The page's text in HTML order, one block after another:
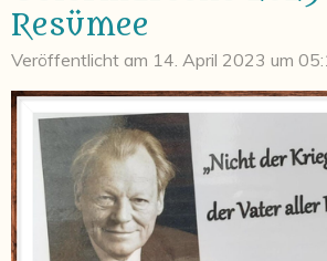
Resümee
Veröffentlicht am 14. April 2023 um